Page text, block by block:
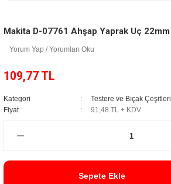
Makita D-07761 Ahşap Yaprak Uç 22mm
Yorum Yap / Yorumları Oku
109,77 TL
Kategori
Testere ve Bıçak Çeşitleri
Fiyat
91,48 TL + KDV
Sepete Ekle